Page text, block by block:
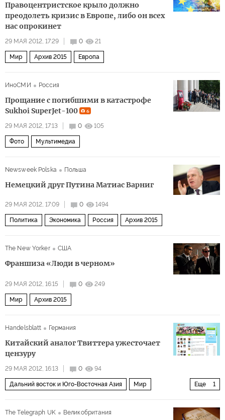
Правоцентристское крыло должно
преодолеть кризис в Европе, либо он всех
нас опрокинет
29 МАЯ 2012, 17:29 0 21
Мир Архив 2015 Европа
ИноСМИ Россия
Прощание с погибшими в катастрофе
Sukhoi SuperJet-100
6
29 МАЯ 2012, 17:13 0 105
Фото Мультимедиа
Newsweek Polska Польша
Немецкий друг Путина Матиас Варниг
29 МАЯ 2012, 17:09 0 1494
Политика Экономика Россия Архив 2015
The New Yorker США
Франшиза «Люди в черном»
29 МАЯ 2012, 16:15 0 249
Мир Архив 2015
Handelsblatt Германия
Китайский аналог Твиттера ужесточает
цензуру
29 МАЯ 2012, 16:13 0 94
Еще 1
Дальний восток и Юго-Восточная Азия Мир
The Telegraph UK
Великобритания